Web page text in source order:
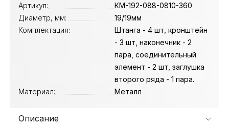
Артикул:
КМ-192-088-0810-360
Диаметр, мм:
19/19мм
Комплектация:
Штанга - 4 шт, кронштейн
- 3 шт, наконечник - 2
пара, соединительный
элемент - 2 шт, заглушка
второго ряда - 1 пара.
Материал:
Металл
Описание